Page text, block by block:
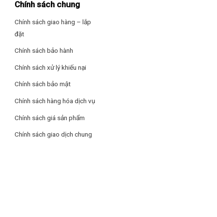
Chính sách chung
Chính sách giao hàng – lắp
đặt
Chính sách bảo hành
Chính sách xử lý khiếu nại
Chính sách bảo mật
Chính sách hàng hóa dịch vụ
Chính sách giá sản phẩm
Chính sách giao dịch chung